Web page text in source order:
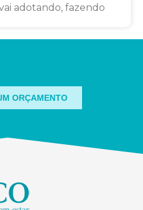
adotando, fazendo
ORÇAMENTO